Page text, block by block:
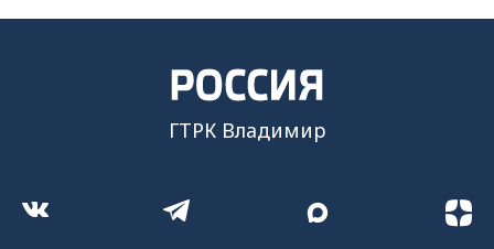
ГТРК Владимир